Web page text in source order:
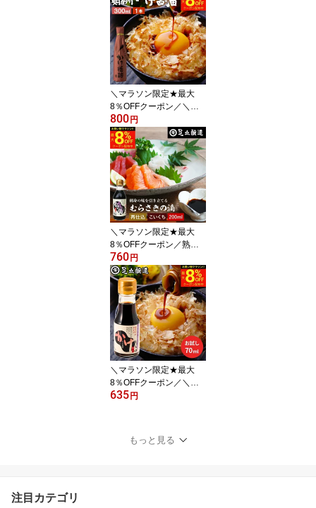
みそ味比べセット 600g
(300g×2袋) 送料無料 味
噌 みそ 味噌汁 天然醸造
国産 大豆 100% 1000円
台（米こうじ・赤だし・
黒大豆 から） 国産大豆
ギフト
＼マラソン限定★最大
8％OFFクーポン／＼発
見!!食遺産で紹介／＼極
上の甘口醤油／ かけ醤油
300ml 足立醸造 醤油 し
ょうゆ かけしょうゆ 甘
口 甘口醤油 旨口 うまく
ち 国産 天然醸造 手作り
調味料 だし醤油 だし入
り 出汁醤油 万能醤油 甘
い だししょうゆ ギフト
800 円
＼マラソン限定★最大
8％OFFクーポン／熟成
期間2倍 極上のさしみ醤
油 むらさきの滴 200ml
足立醸造 お刺身 醤油 む
らさき 紫 しょうゆ 濃口
刺身醤油 さしみ醤油 再
仕込み 甘露 醤油 たまり
醤油 国産 高級 大豆 手作
り 調味料 甘すぎない再
仕込みの奥深い味 ギフト
760 円
＼マラソン限定★最大
8％OFFクーポン／＼発
見!!食遺産で紹介／＼極
油 しょうゆ かけしょう
ゆ 甘口 甘口醤油 旨口 う
635 円
もっと見る
注目カテゴリ